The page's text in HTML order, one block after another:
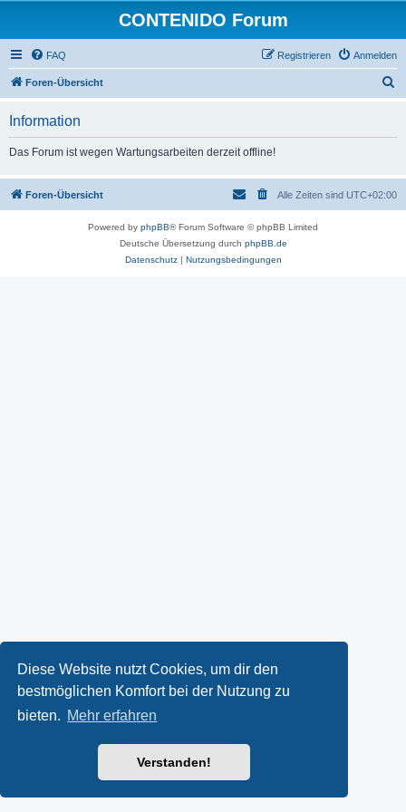
Diese Website nutzt Cookies, um dir den
bestmöglichen Komfort bei der Nutzung zu
bieten. Mehr erfahren
Verstanden!
CONTENIDO Forum
FAQ Anmelden
Registrieren
Foren-Übersicht
Information
Das Forum ist wegen Wartungsarbeiten derzeit offline!
Foren-Übersicht Alle Zeiten sind UTC+02:00
Powered by phpBB® Forum Software © phpBB Limited
Deutsche Übersetzung durch phpBB.de
Datenschutz| Nutzungsbedingungen